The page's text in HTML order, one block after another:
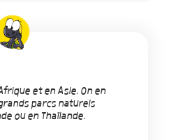
et en Asie. On en
parcs naturels
ou en Thaïlande.